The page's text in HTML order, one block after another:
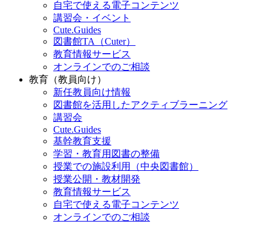
自宅で使える電子コンテンツ
講習会・イベント
Cute.Guides
図書館TA（Cuter）
教育情報サービス
オンラインでのご相談
教育（教員向け）
新任教員向け情報
図書館を活用したアクティブラーニング
講習会
Cute.Guides
基幹教育支援
学習・教育用図書の整備
授業での施設利用（中央図書館）
授業公開・教材開発
教育情報サービス
自宅で使える電子コンテンツ
オンラインでのご相談